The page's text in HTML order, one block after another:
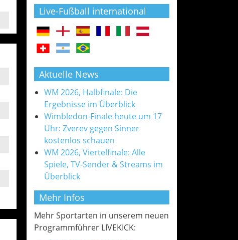
Live-Fußball international
Aktuelle News
WM 2026, Halbfinale: Die
Ergebnisse im Überblick
Wimbledon-Finale heute um 17
Uhr: Zverev gegen Sinner
kostenlos schauen
WM 2026, Viertelfinale: Alle
Spiele, TV-Sender & Streams im
Überblick
Mehr Infos
Mehr Sportarten in unserem neuen
Programmführer LIVEKICK: